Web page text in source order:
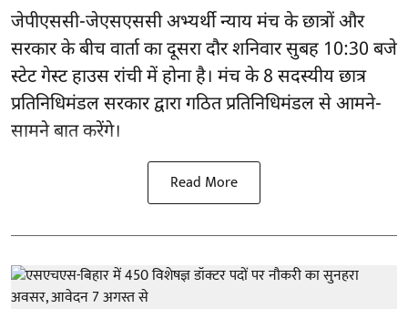
जेपीएससी-जेएसएससी अभ्यर्थीन्याय मंच के छात्रों और
सरकार के बीच वार्ता का दूसरा दौर शनिवार सुबह 10:30 बजे
स्टेट गेस्ट हाउस रांची में होना है। मंच के 8 सदस्यीय छात्र
प्रतिनिधिमंडल सरकार द्वारा गठित प्रतिनिधिमंडल से आमने-
सामने बात करेंगे।
Read More